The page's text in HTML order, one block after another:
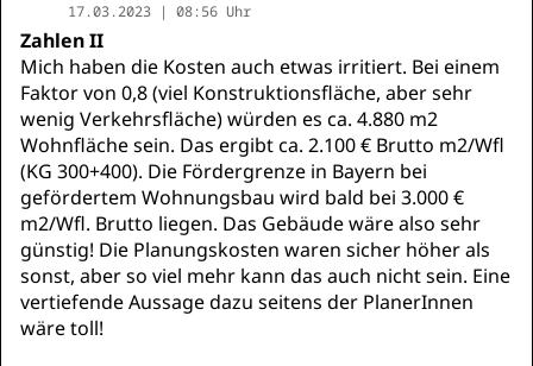
17.03.2023 | 08:56 Uhr
Zahlen II
Mich haben die Kosten auch etwas irritiert. Bei einem
Faktor von 0,8 (viel Konstruktionsfläche, aber sehr
wenig Verkehrsfläche) würden es ca. 4.880 m2
Wohnfläche sein. Das ergibt ca. 2.100 € Brutto m2/Wfl
(KG 300+400). Die Fördergrenze in Bayern bei
gefördertem Wohnungsbau wird bald bei 3.000 €
m2/Wfl. Brutto liegen. Das Gebäude wäre also sehr
günstig! Die Planungskosten waren sicher höher als
sonst, aber so viel mehr kann das auch nicht sein. Eine
vertiefende Aussage dazu seitens der PlanerInnen
wäre toll!